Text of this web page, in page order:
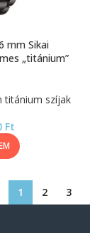
mm Sikai
„titánium”
titánium szíjak
Ft
1 2 3